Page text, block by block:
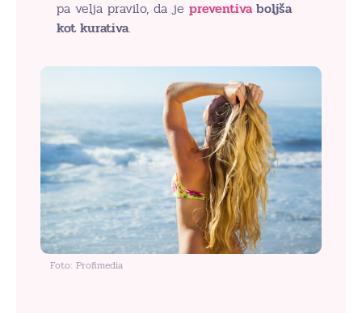
pa velja pravilo, da je preventiva boljša
kot kurativa.
Foto: Profimedia